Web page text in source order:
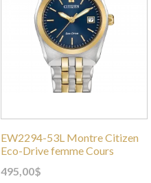
EW2294-53L Montre Citizen
Eco-Drive femme Cours
495,00$